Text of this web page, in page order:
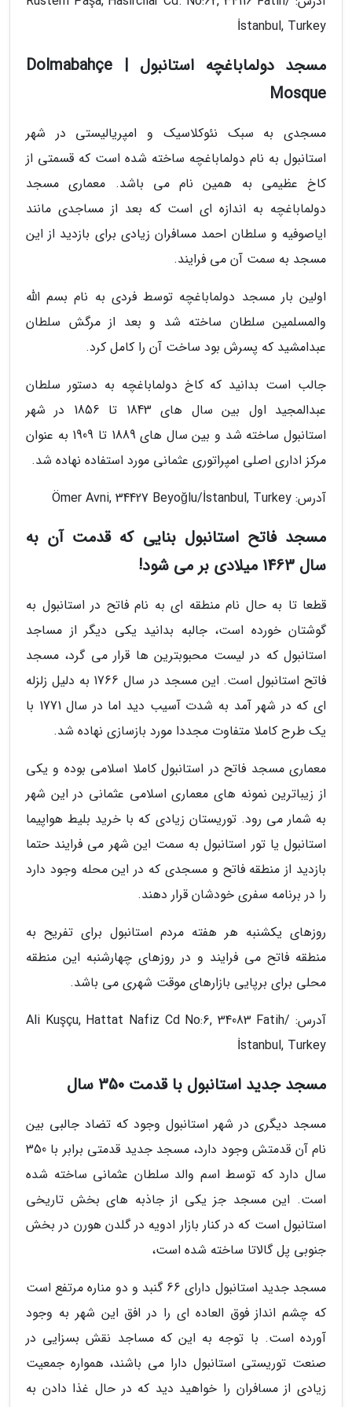
İstanbul, Turkey
مسجد دولماباغچه استانبول | Dolmabahçe
Mosque
مسجدی به سبک نئوکلاسیک و امپریالیستی در شهر
استانبول به نام دولماباغچه ساخته شده است که قسمتی از
کاخ عظیمی به همین نام می باشد. معماری مسجد
دولماباغچه به اندازه ای است که بعد از مساجدی مانند
ایاصوفیه و سلطان احمد مسافران زیادی برای بازدید از این
مسجد به سمت آن می فرایند.
اولین بار مسجد دولماباغچه توسط فردی به نام بسم الله
والمسلمین سلطان ساخته شد و بعد از مرگش سلطان
عبدامشید که پسرش بود ساخت آن را کامل کرد.
جالب است بدانید که کاخ دولماباغچه به دستور سلطان
عبدالمجید اول بین سال های 1843 تا 1856 در شهر
استانبول ساخته شد و بین سال های 1889 تا 1909 به عنوان
مرکز اداری اصلی امپراتوری عثمانی مورد استفاده نهاده شد.
آدرس: Ömer Avni, 34427 Beyoğlu/İstanbul, Turkey
مسجد فاتح استانبول بنایی که قدمت آن به
سال 1463 میلادی بر می شود!
قطعا تا به حال نام منطقه ای به نام فاتح در استانبول به
گوشتان خورده است، جالبه بدانید یکی دیگر از مساجد
استانبول که در لیست محبوبترین ها قرار می گرد، مسجد
فاتح استانبول است. این مسجد در سال 1766 به دلیل زلزله
ای که در شهر آمد به شدت آسیب دید اما در سال 1771 با
یک طرح کاملا متفاوت مجددا مورد بازسازی نهاده شد.
معماری مسجد فاتح در استانبول کاملا اسلامی بوده و یکی
از زیباترین نمونه های معماری اسلامی عثمانی در این شهر
به شمار می رود. توریستان زیادی که با خرید بلیط هواپیما
استانبول یا تور استانبول به سمت این شهر می فرایند حتما
بازدید از منطقه فاتح و مسجدی که در این محله وجود دارد
را در برنامه سفری خودشان قرار دهند.
روزهای یکشنبه هر هفته مردم استانبول برای تفریح به
منطقه فاتح می فرایند و در روزهای چهارشنبه این منطقه
محلی برای برپایی بازارهای موقت شهری می باشد.
آدرس: Ali Kuşçu, Hattat Nafiz Cd No:6, 34083 Fatih/
İstanbul, Turkey
مسجد جدید استانبول با قدمت 350 سال
مسجد دیگری در شهر استانبول وجود که تضاد جالبی بین
نام آن قدمتش وجود دارد، مسجد جدید قدمتی برابر با 350
سال دارد که توسط اسم والد سلطان عثمانی ساخته شده
است. این مسجد جز یکی از جاذبه های بخش تاریخی
استانبول است که در کنار بازار ادویه در گلدن هورن در بخش
جنوبی پل گالاتا ساخته شده است،
مسجد جدید استانبول دارای 66 گنبد و دو مناره مرتفع است
که چشم انداز فوق العاده ای را در افق این شهر به وجود
آورده است. با توجه به این که مساجد نقش بسزایی در
صنعت توریستی استانبول دارا می باشند، همواره جمعیت
زیادی از مسافران را خواهید دید که در حال غذا دادن به